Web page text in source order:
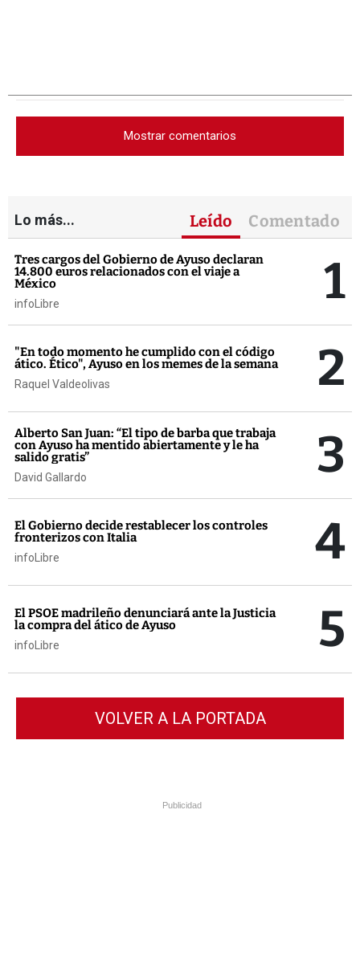
Mostrar comentarios
Lo más... Leído Comentado
Tres cargos del Gobierno de Ayuso declaran
14.800 euros relacionados con el viaje a
México
infoLibre 1
"En todo momento he cumplido con el código
ático. Ético", Ayuso en los memes de la semana
Raquel Valdeolivas 2
Alberto San Juan: “El tipo de barba que trabaja
con Ayuso ha mentido abiertamente y le ha
salido gratis”
David Gallardo 3
El Gobierno decide restablecer los controles
fronterizos con Italia
infoLibre 4
El PSOE madrileño denunciará ante la Justicia
la compra del ático de Ayuso
infoLibre 5
VOLVER A LA PORTADA
Publicidad